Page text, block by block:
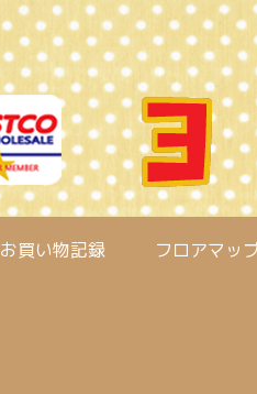
お買い物記録 フロアマッ